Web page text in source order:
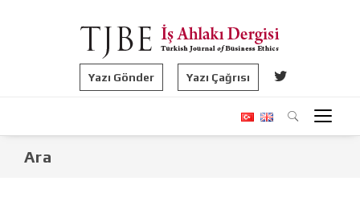
Yazı Gönder Yazı Çağrısı
Ara